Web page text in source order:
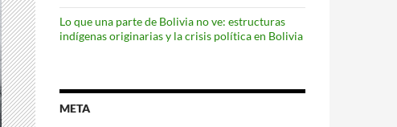
Lo que una parte de Bolivia no ve: estructuras
indígenas originarias y la crisis política en Bolivia
META